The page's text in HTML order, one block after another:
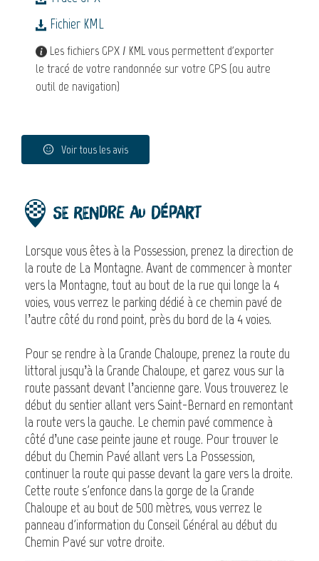
Fichier KML
Les fichiers GPX / KML vous permettent d'exporter
le tracé de votre randonnée sur votre GPS (ou autre
outil de navigation)
Voir tous les avis
Se rendre au départ
Lorsque vous êtes à la Possession, prenez la direction de
la route de La Montagne. Avant de commencer à monter
vers la Montagne, tout au bout de la rue qui longe la 4
voies, vous verrez le parking dédié à ce chemin pavé de
l’autre côté du rond point, près du bord de la 4 voies.
Pour se rendre à la Grande Chaloupe, prenez la route du
littoral jusqu’à la Grande Chaloupe, et garez vous sur la
route passant devant l’ancienne gare. Vous trouverez le
début du sentier allant vers Saint-Bernard en remontant
la route vers la gauche. Le chemin pavé commence à
côté d’une case peinte jaune et rouge. Pour trouver le
début du Chemin Pavé allant vers La Possession,
continuer la route qui passe devant la gare vers la droite.
Cette route s'enfonce dans la gorge de la Grande
Chaloupe et au bout de 500 mètres, vous verrez le
panneau d'information du Conseil Général au début du
Chemin Pavé sur votre droite.